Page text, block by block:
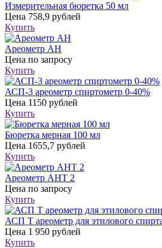
Измерительная бюретка 50 мл
Цена 758,9 рублей
Купить
Ареометр АН
Цена по запросу
Купить
АСП-3 ареометр спиртометр 0-40%
Цена 1150 рублей
Купить
Бюретка мерная 100 мл
Цена 1655,7 рублей
Купить
Ареометр АНТ 2
Цена по запросу
Купить
АСП Т ареометр для этилового
Цена 1 950 рублей
Купить